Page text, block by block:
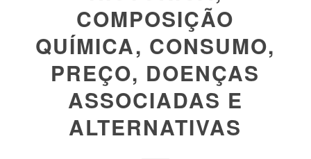
COMPOSIÇÃO
QUÍMICA, CONSUMO,
PREÇO, DOENÇAS
ASSOCIADAS E
ALTERNATIVAS